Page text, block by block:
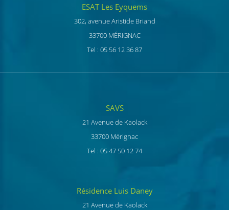
ESAT Les Eyquems
302, avenue Aristide Briand
33700 MÉRIGNAC
Tel : 05 56 12 36 87
SAVS
21 Avenue de Kaolack
33700 Mérignac
Tel : 05 47 50 12 74
Résidence Luis Daney
21 Avenue de Kaolack